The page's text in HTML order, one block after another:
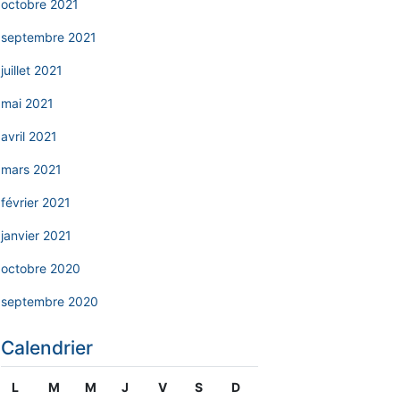
octobre 2021
septembre 2021
juillet 2021
mai 2021
avril 2021
mars 2021
février 2021
janvier 2021
octobre 2020
septembre 2020
Calendrier
L M M J V S D